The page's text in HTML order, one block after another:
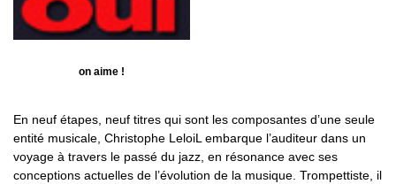
on aime !
En neuf étapes, neuf titres qui sont les composantes d’une seule
entité musicale, Christophe LeloiL embarque l’auditeur dans un
voyage à travers le passé du jazz, en résonance avec ses
conceptions actuelles de l’évolution de la musique. Trompettiste, il